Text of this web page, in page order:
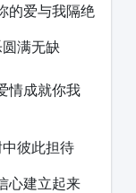
的爱与我隔绝
满无缺
情成就你我
彼此担待
心建立起来